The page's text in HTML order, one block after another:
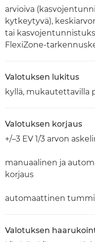
arvioiva
kytkeytyvä),
tai
FlexiZone-
Valotuksen lukitus
kyllä, mukautettavilla
Valotuksen korjaus
+/–3 EV 1/3 arvon
manuaalinen ja
korjaus
automaattinen
Valotuksen